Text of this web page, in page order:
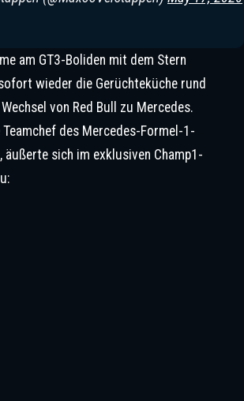
Die Geburt
1-Königs In
am GT3-Boliden mit dem Stern
wieder die Gerüchteküche rund
von Red Bull zu Mercedes.
des Mercedes-Formel-1-
äußerte sich im exklusiven Champ1-